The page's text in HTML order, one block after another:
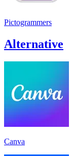
Pictogrammers
Alternative
Canva